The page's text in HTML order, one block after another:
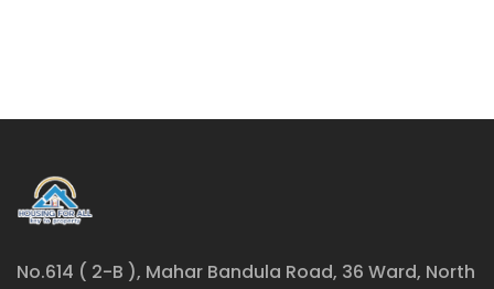
No.614 ( 2-B ), Mahar Bandula Road, 36 Ward, North